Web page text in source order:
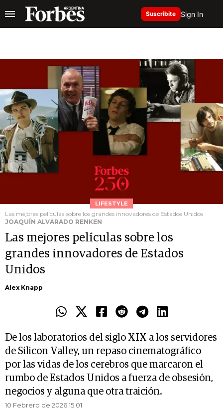
Suscribite Sign In
LIFESTYLE
Las mejores películas sobre los grandes innovadores de Estados Unidos
JOAQUÍN ALVARADO RENKEN
Las mejores películas sobre los
grandes innovadores de Estados
Unidos
Alex Knapp
De los laboratorios del siglo XIX a los servidores
de Silicon Valley, un repaso cinematográfico
por las vidas de los cerebros que marcaron el
rumbo de Estados Unidos a fuerza de obsesión,
negocios y alguna que otra traición.
10 Febrero de 2026 15.01